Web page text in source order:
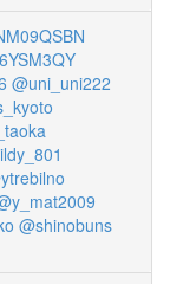
@uni_uni222
@shinobuns